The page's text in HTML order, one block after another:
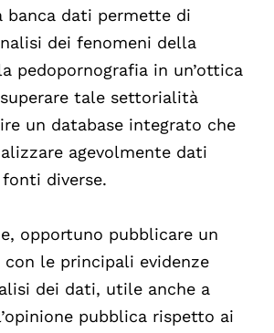
banca dati permette di
dei fenomeni della
pedopornografia in un’ottica
tale settorialità
un database integrato che
agevolmente dati
diverse.
opportuno pubblicare un
con le principali evidenze
dei dati, utile anche a
pubblica rispetto ai